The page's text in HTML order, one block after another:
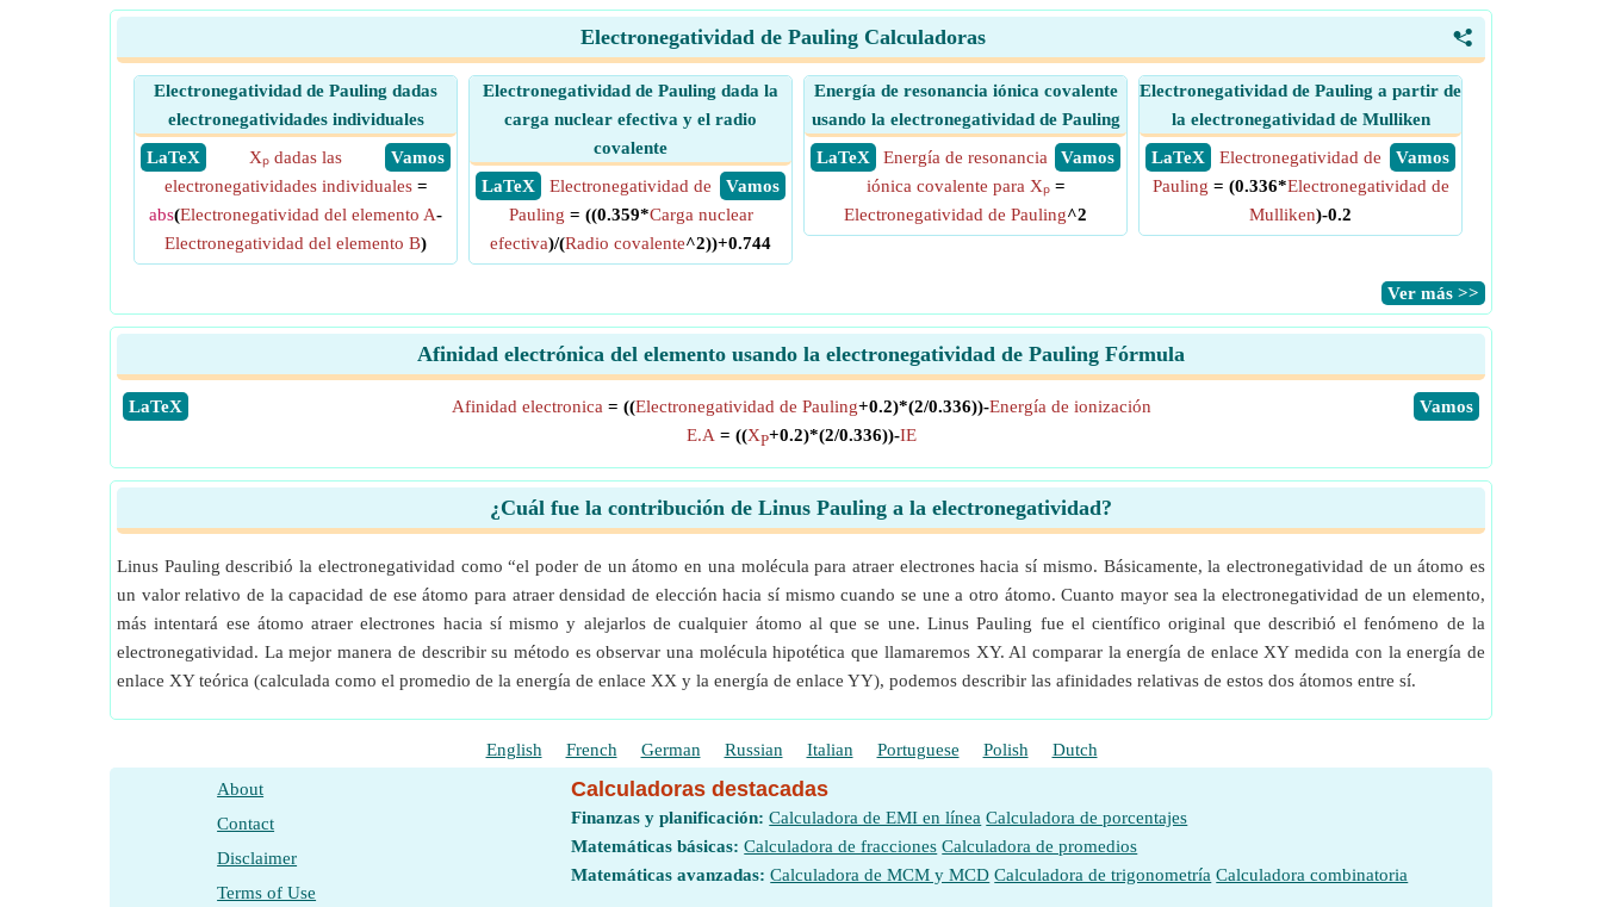
<
Electronegatividad de Pauling Calculadoras
Electronegatividad de Pauling dadas
electronegatividades individuales
​ LaTeX
​ Vamos
Xₚ dadas las
electronegatividades individuales=
abs(Electronegatividad del elemento A-
Electronegatividad del elemento B)
Electronegatividad de Pauling dada la
carga nuclear efectiva y el radio
covalente
​ LaTeX
​ Vamos
Electronegatividad de
Pauling = ((0.359*Carga nuclear
efectiva)/(Radio covalente^2))+0.744
Energía de resonancia iónica covalente
usando la electronegatividad de Pauling
​ LaTeX
​ Vamos
Energía de resonancia
iónica covalente para Xₚ=
Electronegatividad de Pauling^2
Electronegatividad de Pauling a partir de
la electronegatividad de Mulliken
​ LaTeX
​ Vamos
Electronegatividad de
Pauling = (0.336*Electronegatividad de
Mulliken)-0.2
​Ver más >>
Afinidad electrónica del elemento usando la electronegatividad de Pauling Fórmula
​LaTeX ​Vamos
Afinidad electronica = ((Electronegatividad de Pauling+0.2)*(2/0.336))-Energía de ionización
E.A = ((XP+0.2)*(2/0.336))-IE
¿Cuál fue la contribución de Linus Pauling a la electronegatividad?
Linus Pauling describió la electronegatividad como “el poder de un átomo en una molécula para atraer electrones hacia sí mismo. Básicamente, la electronegatividad de un átomo es
un valor relativo de la capacidad de ese átomo para atraer densidad de elección hacia sí mismo cuando se une a otro átomo. Cuanto mayor sea la electronegatividad de un elemento,
más intentará ese átomo atraer electrones hacia sí mismo y alejarlos de cualquier átomo al que se une. Linus Pauling fue el científico original que describió el fenómeno de la
electronegatividad. La mejor manera de describir su método es observar una molécula hipotética que llamaremos XY. Al comparar la energía de enlace XY medida con la energía de
enlace XY teórica (calculada como el promedio de la energía de enlace XX y la energía de enlace YY), podemos describir las afinidades relativas de estos dos átomos entre sí.
English French German Russian Italian Portuguese Polish Dutch
About
Contact
Disclaimer
Terms of Use
Calculadoras destacadas
Finanzas y planificación: Calculadora de EMI en línea Calculadora de porcentajes
Matemáticas básicas: Calculadora de fracciones Calculadora de promedios
Matemáticas avanzadas: Calculadora de MCM y MCD Calculadora de trigonometría Calculadora combinatoria